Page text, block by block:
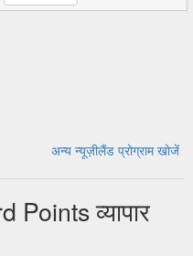
अन्य न्यूज़ीलैंड प्रोग्राम खोजें
व्यापार